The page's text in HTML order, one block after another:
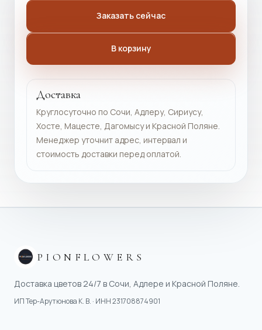
Заказать сейчас
В корзину
Доставка
Круглосуточно по Сочи, Адлеру, Сириусу,
Хосте, Мацесте, Дагомысу и Красной Поляне.
Менеджер уточнит адрес, интервал и
стоимость доставки перед оплатой.
PIONFLOWERS
Доставка цветов 24/7 в Сочи, Адлере и Красной Поляне.
ИП Тер-Арутюнова К. В. · ИНН231708874901